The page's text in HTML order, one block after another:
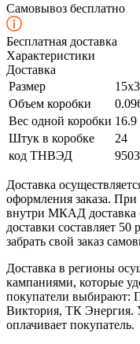
Самовывоз бесплатно
Бесплатная доставка
Характеристики
Доставка
Размер
Объем коробки
Вес одной коробки 16.9
Штук в коробке
24
код ТНВЭД
Доставка
оформления заказа. При
внутри МКАД доставка
доставки составляет
забрать свой заказ
Доставка в регионы
кампаниями, которые
покупатели
Виктория, ТК Энергия.
оплачивает покупатель.